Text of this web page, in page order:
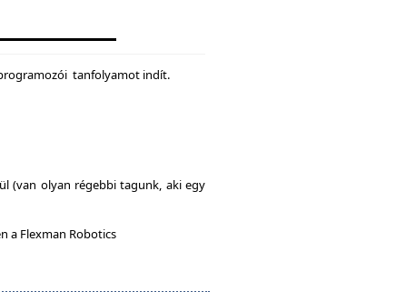
tanfolyamot indít.
(van olyan régebbi tagunk, aki egy
a Flexman Robotics